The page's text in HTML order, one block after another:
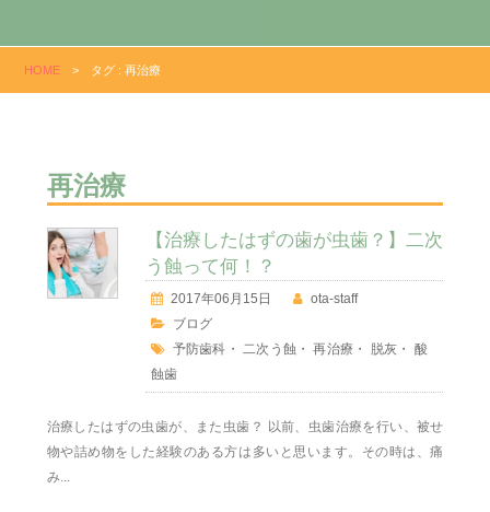
HOME > タグ : 再治療
再治療
【治療したはずの歯が虫歯？】二次
う蝕って何！？
2017年06月15日
ota-staff
ブログ
予防歯科 ・二次う蝕 ・再治療 ・ 脱灰 ・ 酸
蝕歯
治療したはずの虫歯が、また虫歯？ 以前、虫歯治療を行い、被せ
物や詰め物をした経験のある方は多いと思います。その時は、痛
み...